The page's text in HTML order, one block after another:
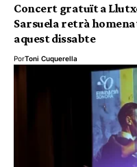
Concert gratuït a
Sarsuela retrà
aquest dissabte
PorToni Cuquerella